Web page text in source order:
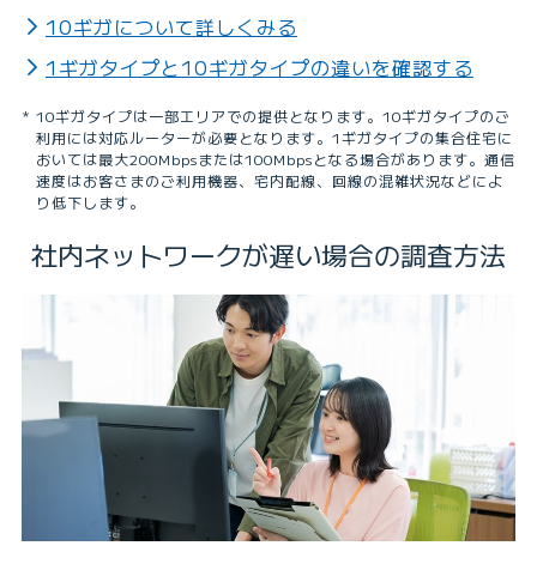
10ギガについて詳しくみる
1ギガタイプと10ギガタイプの違いを確認する
10ギガタイプは一部エリアでの提供となります。10ギガタイプのご
利用には対応ルーターが必要となります。1ギガタイプの集合住宅に
おいては最大200Mbpsまたは100Mbpsとなる場合があります。通信
速度はお客さまのご利用機器、宅内配線、回線の混雑状況などによ
り低下します。
社内ネットワークが遅い場合の調査方法